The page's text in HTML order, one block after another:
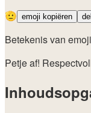
🫡 emoji kopiëren
Betekenis van
Petje af!